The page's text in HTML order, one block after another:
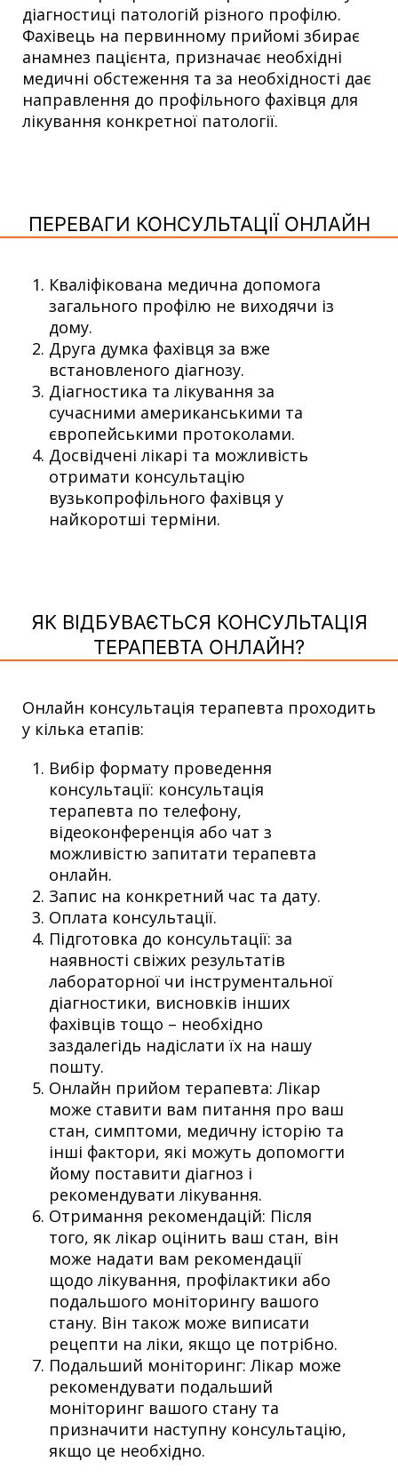
діагностиці патологій різного профілю.
Фахівець на первинному прийомі збирає
анамнез пацієнта, призначає необхідні
медичні обстеження та за необхідності дає
направлення до профільного фахівця для
лікування конкретної патології.
ПЕРЕВАГИ КОНСУЛЬТАЦІЇ ОНЛАЙН
Кваліфікована медична допомога
загального профілю не виходячи із
дому.
Друга думка фахівця за вже
встановленого діагнозу.
Діагностика та лікування за
сучасними американськими та
європейськими протоколами.
Досвідчені лікарі та можливість
отримати консультацію
вузькопрофільного фахівця у
найкоротші терміни.
ЯК ВІДБУВАЄТЬСЯ КОНСУЛЬТАЦІЯ
ТЕРАПЕВТА ОНЛАЙН?
Онлайн консультація терапевта проходить
у кілька етапів:
Вибір формату проведення
консультації: консультація
терапевта по телефону,
відеоконференція або чат з
можливістю запитати терапевта
онлайн.
Запис на конкретний час та дату.
Оплата консультації.
Підготовка до консультації: за
наявності свіжих результатів
лабораторної чи інструментальної
діагностики, висновків інших
фахівців тощо – необхідно
заздалегідь надіслати їх на нашу
пошту.
Онлайн прийом терапевта: Лікар
може ставити вам питання про ваш
стан, симптоми, медичну історію та
інші фактори, які можуть допомогти
йому поставити діагноз і
рекомендувати лікування.
Отримання рекомендацій: Після
того, як лікар оцінить ваш стан, він
може надати вам рекомендації
щодо лікування, профілактики або
подальшого моніторингу вашого
стану. Він також може виписати
рецепти на ліки, якщо це потрібно.
Подальший моніторинг: Лікар може
рекомендувати подальший
моніторинг вашого стану та
призначити наступну консультацію,
якщо це необхідно.